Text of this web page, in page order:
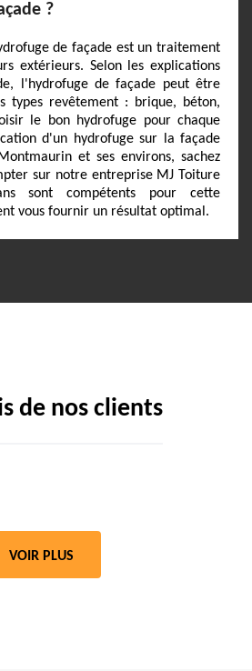
?
de façade est un traitement
extérieurs. Selon les explications
l'hydrofuge de façade peut être
types revêtement : brique, béton,
le bon hydrofuge pour chaque
d'un hydrofuge sur la façade
et ses environs, sachez
sur notre entreprise MJ Toiture
sont compétents pour cette
vous fournir un résultat optimal.
de nos clients
VOIR PLUS